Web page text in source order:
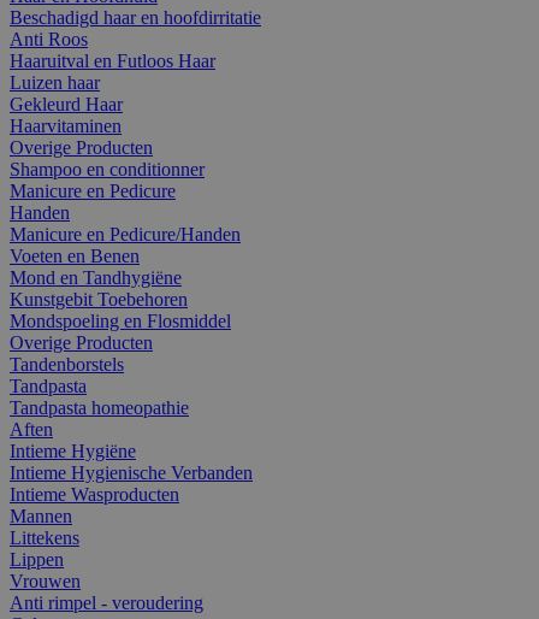
Beschadigd haar en hoofdirritatie
Anti Roos
Haaruitval en Futloos Haar
Luizen haar
Gekleurd Haar
Haarvitaminen
Overige Producten
Shampoo en conditionner
Manicure en Pedicure
Handen
Manicure en Pedicure/Handen
Voeten en Benen
Mond en Tandhygiëne
Kunstgebit Toebehoren
Mondspoeling en Flosmiddel
Overige Producten
Tandenborstels
Tandpasta
Tandpasta homeopathie
Aften
Intieme Hygiëne
Intieme Hygienische Verbanden
Intieme Wasproducten
Mannen
Littekens
Lippen
Vrouwen
Anti rimpel - veroudering